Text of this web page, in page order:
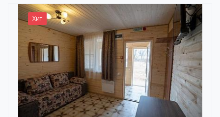
напрямуюпо телефону +7 (903) 757-41-41. Кнопка открытия
WhatsApp-чата также расположена в правом нижнем углу нашего
сайта.
Хит